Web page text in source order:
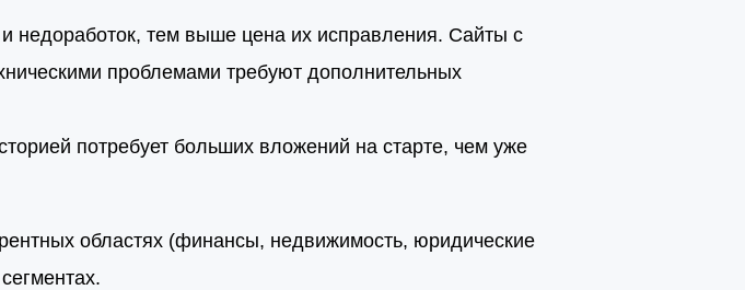
недоработок, тем выше цена их исправления. Сайты с
проблемами требуют дополнительных
потребует больших вложений на старте, чем уже
областях (финансы, недвижимость, юридические